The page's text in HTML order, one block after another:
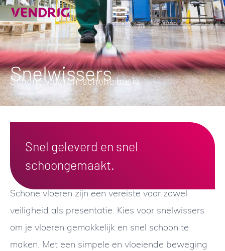
Snelwissers
Schone vloeren, schone basis
Schone vloeren zijn een vereiste voor zowel
veiligheid als presentatie. Kies voor snelwissers
om je vloeren gemakkelijk en snel schoon te
maken. Met een simpele en vloeiende beweging
Snel geleverd en snel
schoongemaakt.